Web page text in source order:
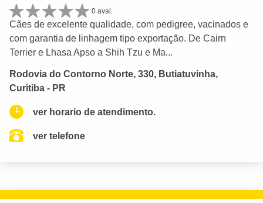
0 aval.
Cães de excelente qualidade, com pedigree, vacinados e
com garantia de linhagem tipo exportação. De Cairn
Terrier e Lhasa Apso a Shih Tzu e Ma...
Rodovia do Contorno Norte, 330, Butiatuvinha,
Curitiba - PR
ver horario de atendimento.
ver telefone